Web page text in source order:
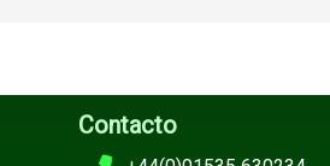
Contacto